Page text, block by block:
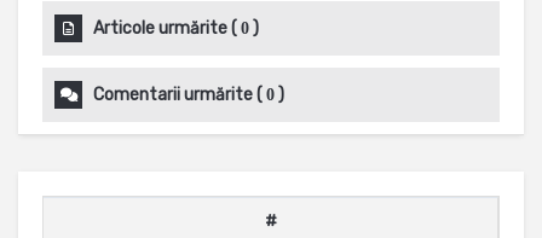
Articole urmărite( 0 )
Comentarii urmărite( 0 )
#